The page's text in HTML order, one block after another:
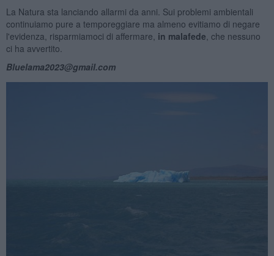
La Natura sta lanciando allarmi da anni. Sui problemi ambientali
continuiamo pure a temporeggiare ma almeno evitiamo di negare
l'evidenza, risparmiamoci di affermare, in malafede , che nessuno
ci ha avvertito.
Bluelama2023@gmail.com